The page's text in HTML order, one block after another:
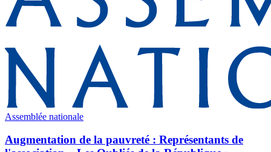
Assemblée nationale
Augmentation de la pauvreté : Représentants de